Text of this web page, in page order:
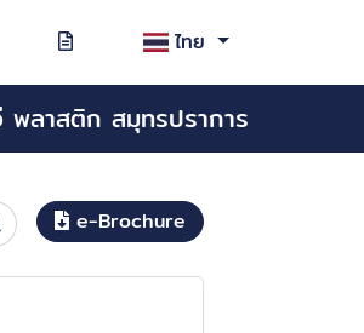
ไทย
ลาสติก สมุทรปราการ
e-Brochure